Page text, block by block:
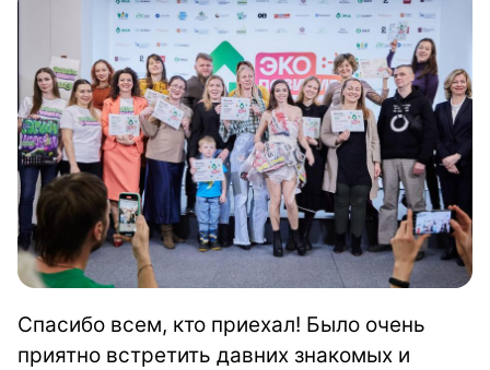
Спасибо всем, кто приехал! Было очень
приятно встретить давних знакомых и